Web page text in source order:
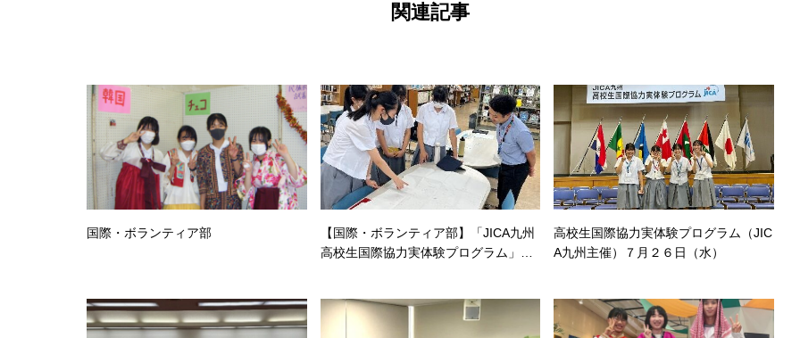
関連記事
国際・ボランティア部
【国際・ボランティア部】「JICA九州
高校生国際協力実体験プログラム」の
高校生国際協力実体験プログラム（JIC
A九州主催）７月２６日（水）